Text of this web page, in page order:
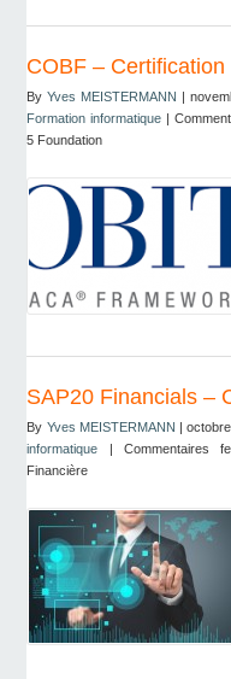
COBF –
ByYves MEISTERMANN |
Formation informatique |
5 Foundation
SAP20 Financials –
By Yves MEISTERMANN |
informatique | Commentaires
Financière